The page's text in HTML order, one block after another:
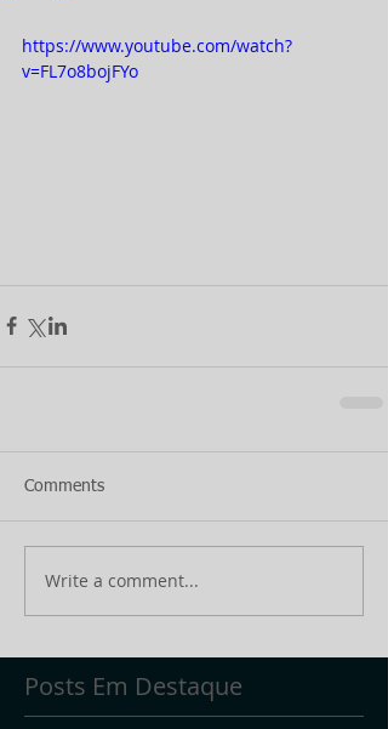
https://www.youtube.com/watch?
v=FL7o8bojFYo
Comments
Write a comment...
Posts Em Destaque